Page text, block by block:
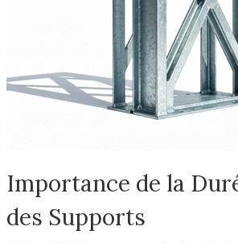
Importance de la
des Supports